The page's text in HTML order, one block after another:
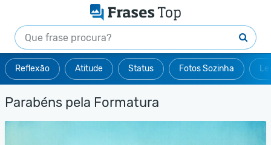
Reflexão Atitude Status Fotos Sozinha
Parabéns pela Formatura